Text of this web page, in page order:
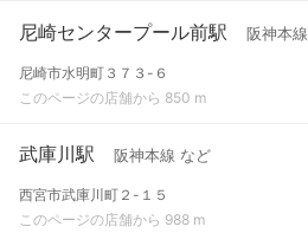
尼崎センタープール前駅 阪神本線
尼崎市水明町３７３-６
このページの店舗から 850 m
武庫川駅 阪神本線 など
西宮市武庫川町２-１５
このページの店舗から 988 m